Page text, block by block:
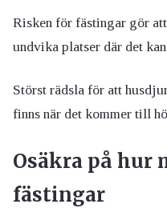
Risken för fästingar gör
undvika platser där det
Störst rädsla för att
finns när det kommer till
Osäkra på hur
fästingar